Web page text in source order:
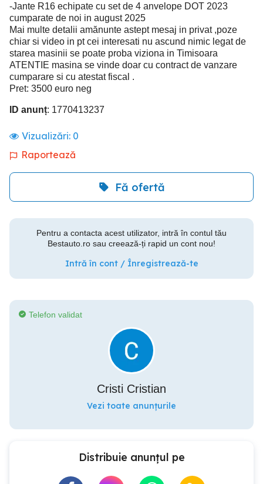
-Jante R16 echipate cu set de 4 anvelope DOT 2023
cumparate de noi in august 2025
Mai multe detalii amănunte astept mesaj in privat ,poze
chiar si video in pt cei interesati nu ascund nimic legat de
starea masinii se poate proba viziona in Timisoara
ATENTIE masina se vinde doar cu contract de vanzare
cumparare si cu atestat fiscal .
Pret: 3500 euro neg
ID anunț: 1770413237
Vizualizări: 0
Raportează
Fă ofertă
Pentru a contacta acest utilizator, intră în contul tău
Bestauto.ro sau creează-ți rapid un cont nou!
Intră în cont / Înregistrează-te
Telefon validat
Cristi Cristian
Vezi toate anunțurile
Distribuie anunțul pe